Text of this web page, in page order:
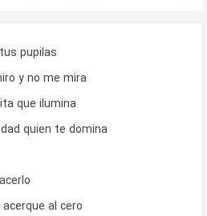
pupilas
y no me mira
que ilumina
quien te domina
al cero